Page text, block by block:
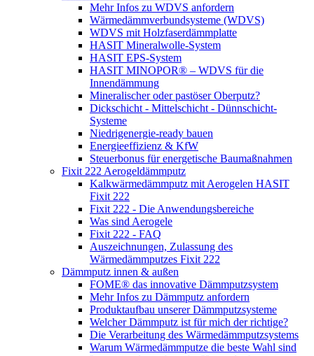
Mehr Infos zu WDVS anfordern
Wärmedämmverbundsysteme (WDVS)
WDVS mit Holzfaserdämmplatte
HASIT Mineralwolle-System
HASIT EPS-System
HASIT MINOPOR® – WDVS für die
Innendämmung
Mineralischer oder pastöser Oberputz?
Dickschicht - Mittelschicht - Dünnschicht-
Systeme
Niedrigenergie-ready bauen
Energieeffizienz & KfW
Steuerbonus für energetische Baumaßnahmen
Fixit 222 Aerogeldämmputz
Kalkwärmedämmputz mit Aerogelen HASIT
Fixit 222
Fixit 222 - Die Anwendungsbereiche
Was sind Aerogele
Fixit 222 - FAQ
Auszeichnungen, Zulassung des
Wärmedämmputzes Fixit 222
Dämmputz innen & außen
FOME® das innovative Dämmputzsystem
Mehr Infos zu Dämmputz anfordern
Produktaufbau unserer Dämmputzsysteme
Welcher Dämmputz ist für mich der richtige?
Die Verarbeitung des Wärmedämmputzsystems
Warum Wärmedämmputze die beste Wahl sind